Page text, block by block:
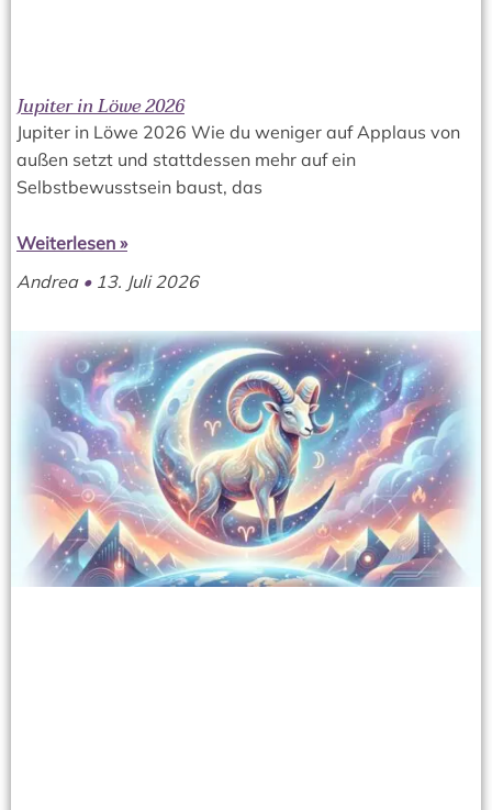
Jupiter in Löwe 2026
Jupiter in Löwe 2026 Wie du weniger auf Applaus von
außen setzt und stattdessen mehr auf ein
Selbstbewusstsein baust, das
Weiterlesen »
Andrea 13. Juli 2026